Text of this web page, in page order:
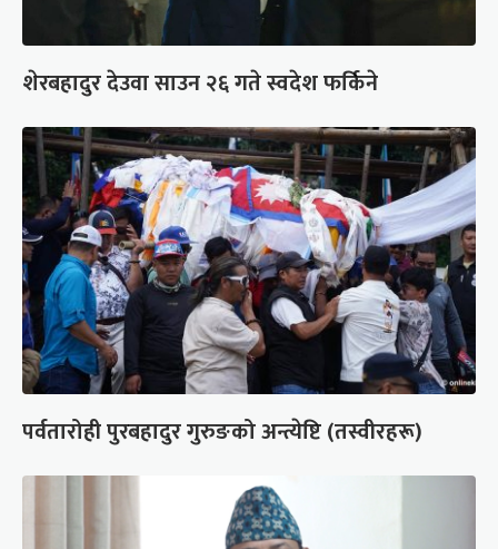
शेरबहादुर देउवा साउन २६ गते स्वदेश फर्किने
पर्वतारोही पुरबहादुर गुरुङको अन्त्येष्टि (तस्वीरहरू)